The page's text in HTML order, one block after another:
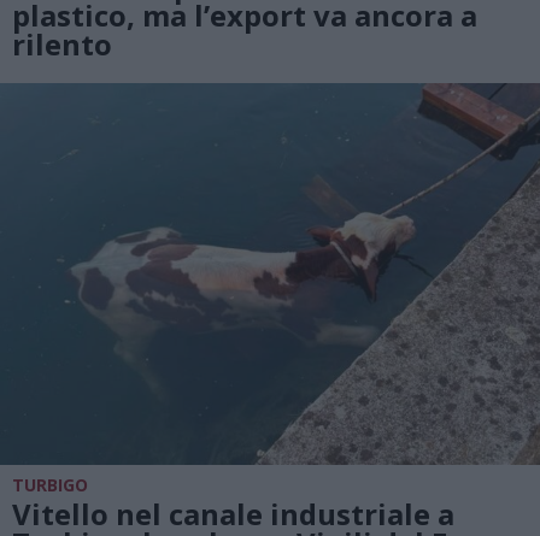
plastico, ma l’export va ancora a
rilento
TURBIGO
Vitello nel canale industriale a